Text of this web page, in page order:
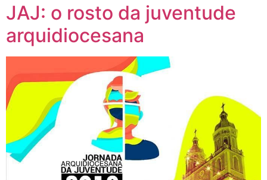
JAJ: o rosto da juventude
arquidiocesana